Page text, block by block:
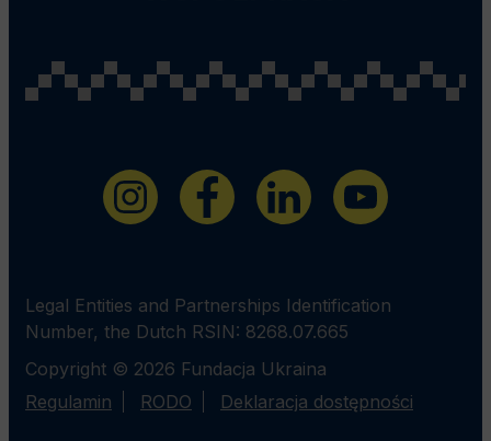
Legal Entities and Partnerships Identification
Number, the Dutch RSIN: 8268.07.665
Copyright © 2026 Fundacja Ukraina
Regulamin
RODO Deklaracja dostępności